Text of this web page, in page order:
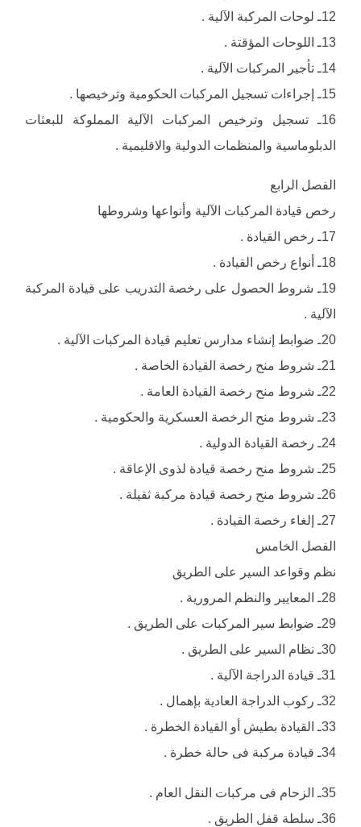
12ـ لوحات المركبة الآلية .
13ـ اللوحات المؤقتة .
14ـ تأجير المركبات الآلية .
15ـ إجراءات تسجيل المركبات الحكومية وترخيصها .
16ـ تسجيل وترخيص المركبات الآلية المملوكة للبعثات
الدبلوماسية والمنظمات الدولية والاقليمية .
الفصل الرابع
رخص قيادة المركبات الآلية وأنواعها وشروطها
17ـ رخص القيادة .
18ـ أنواع رخص القيادة .
19ـ شروط الحصول على رخصة التدريب على قيادة المركبة
الآلية .
20ـ ضوابط إنشاء مدارس تعليم قيادة المركبات الآلية .
21ـ شروط منح رخصة القيادة الخاصة .
22ـ شروط منح رخصة القيادة العامة .
23ـ شروط منح الرخصة العسكرية والحكومية .
24ـ رخصة القيادة الدولية .
25ـ شروط منح رخصة قيادة لذوى الإعاقة .
26ـ شروط منح رخصة قيادة مركبة ثقيلة .
27ـ إلغاء رخصة القيادة .
الفصل الخامس
نظم وقواعد السير على الطريق
28ـ المعايير والنظم المرورية .
29ـ ضوابط سير المركبات على الطريق .
30ـ نظام السير على الطريق .
31ـ قيادة الدراجة الآلية .
32ـ ركوب الدراجة العادية بإهمال .
33ـ القيادة بطيش أو القيادة الخطرة .
34ـ قيادة مركبة فى حالة خطرة .
35ـ الزحام فى مركبات النقل العام .
36ـ سلطة قفل الطريق .